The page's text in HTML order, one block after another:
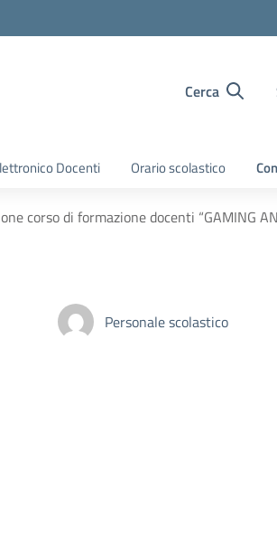
Cerca
Docenti Orario scolastico
corso di formazione docenti “GAMING
Personale scolastico